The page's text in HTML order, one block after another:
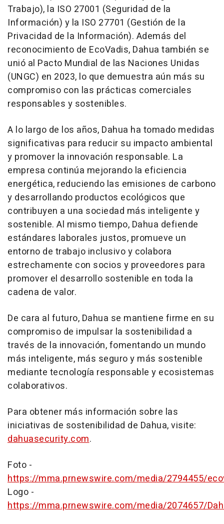
Trabajo), la ISO 27001 (Seguridad de la
Información) y la ISO 27701 (Gestión de la
Privacidad de la Información). Además del
reconocimiento de EcoVadis, Dahua también se
unió al Pacto Mundial de las Naciones Unidas
(UNGC) en 2023, lo que demuestra aún más su
compromiso con las prácticas comerciales
responsables y sostenibles.
A lo largo de los años, Dahua ha tomado medidas
significativas para reducir su impacto ambiental
y promover la innovación responsable. La
empresa continúa mejorando la eficiencia
energética, reduciendo las emisiones de carbono
y desarrollando productos ecológicos que
contribuyen a una sociedad más inteligente y
sostenible. Al mismo tiempo, Dahua defiende
estándares laborales justos, promueve un
entorno de trabajo inclusivo y colabora
estrechamente con socios y proveedores para
promover el desarrollo sostenible en toda la
cadena de valor.
De cara al futuro, Dahua se mantiene firme en su
compromiso de impulsar la sostenibilidad a
través de la innovación, fomentando un mundo
más inteligente, más seguro y más sostenible
mediante tecnología responsable y ecosistemas
colaborativos.
Para obtener más información sobre las
iniciativas de sostenibilidad de Dahua, visite:
dahuasecurity.com.
Foto -
https://mma.prnewswire.com/media/2794455/
Logo -
https://mma.prnewswire.com/media/2074657/